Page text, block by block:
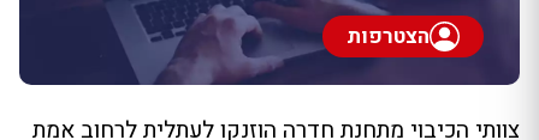
הצטרפות
צוותי הכיבוי מתחנת חדרה הוזנקו לעתלית לרחוב אמת